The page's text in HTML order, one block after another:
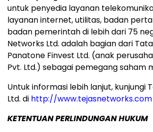
untuk penyedia layanan
layanan internet, utilitas, badan
badan pemerintah di lebih dari 75
Networks Ltd. adalah bagian dari
Panatone Finvest Ltd. (anak
Pvt. Ltd.) sebagai pemegang saham
Untuk informasi lebih lanjut, kunjungi
Ltd. di http://www.tejasnetworks.com
KETENTUAN PERLINDUNGAN HUKUM